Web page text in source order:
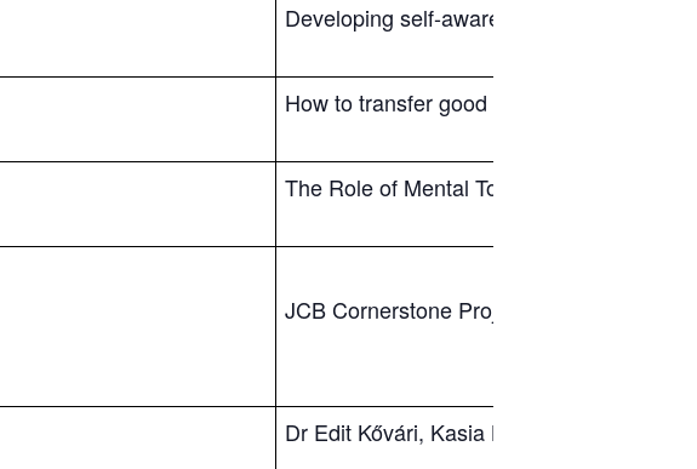
Developing self-awareness in students
How to transfer good practices
The Role of Mental Toughness in
JCB Cornerstone Project – building an
Dr Edit Kővári, Kasia Lorenc, John Perry,